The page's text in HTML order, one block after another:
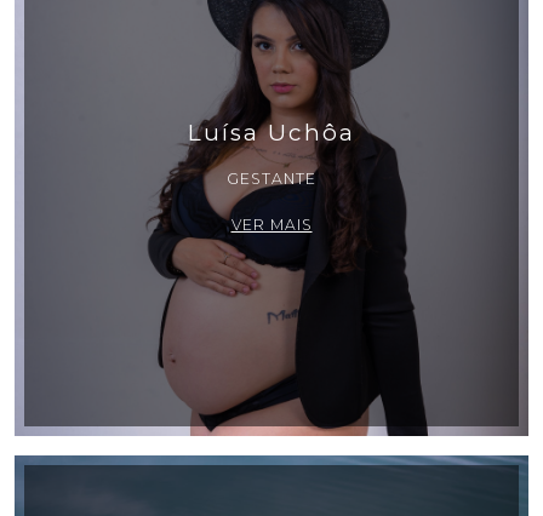
Luísa Uchôa
GESTANTE
VER MAIS